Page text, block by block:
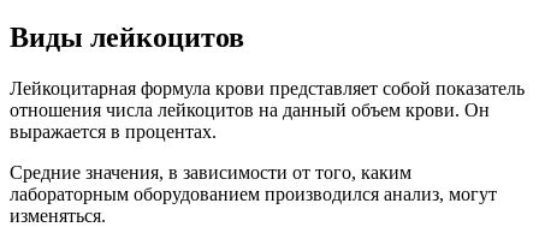
Виды лейкоцитов
Лейкоцитарная формула крови представляет собой показатель
отношения числа лейкоцитов на данный объем крови. Он
выражается в процентах.
Средние значения, в зависимости от того, каким
лабораторным оборудованием производился анализ, могут
изменяться.